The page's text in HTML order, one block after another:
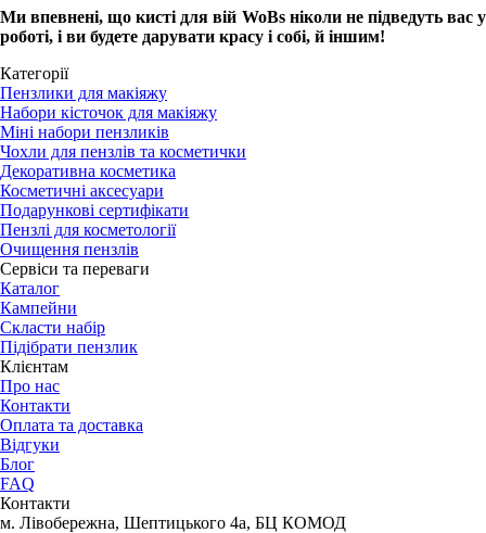
Ми впевнені, що кисті для вій WoBs ніколи не підведуть вас у
роботі, і ви будете дарувати красу і собі, й іншим!
Категорії
Пензлики для макіяжу
Набори кісточок для макіяжу
Міні набори пензликів
Чохли для пензлів та косметички
Декоративна косметика
Косметичні аксесуари
Подарункові сертифікати
Пензлі для косметології
Очищення пензлів
Сервіси та переваги
Каталог
Кампейни
Скласти набір
Підібрати пензлик
Клієнтам
Про нас
Контакти
Оплата та доставка
Відгуки
Блог
FAQ
Контакти
м. Лівобережна, Шептицького 4а, БЦ КОМОД